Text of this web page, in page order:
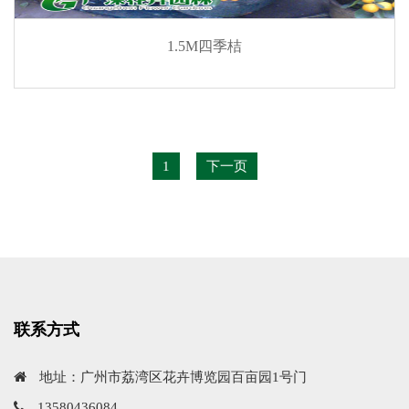
1.5M四季桔
1 下一页
联系方式
地址：广州市荔湾区花卉博览园百亩园1号门